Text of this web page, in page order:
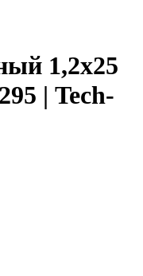
1,2х25
| Tech-